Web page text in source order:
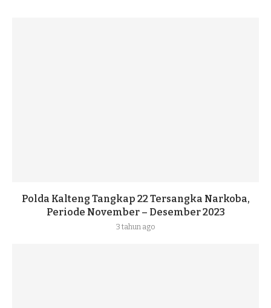
Polda Kalteng Tangkap 22 Tersangka Narkoba,
Periode November – Desember 2023
3 tahun ago